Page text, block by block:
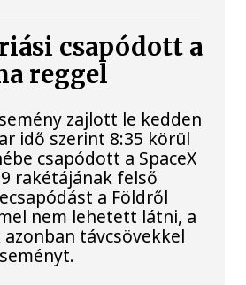
csapódott a
reggel
zajlott le kedden
idő szerint 8:35 körül
csapódott a SpaceX
rakétájának felső
a Földről
nem lehetett látni, a
távcsövekkel